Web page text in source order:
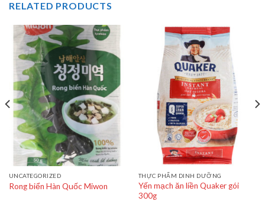
RELATED PRODUCTS
UNCATEGORIZED
Rong biển Hàn Quốc Miwon
THỰC PHẨM DINH DƯỠNG
Yến mạch ăn liền Quaker gói
300g